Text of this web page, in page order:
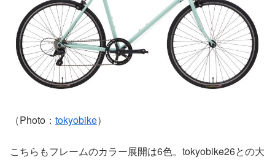
（Photo： tokyobike）
こちらもフレームのカラー展開は6色。tokyobike26との大